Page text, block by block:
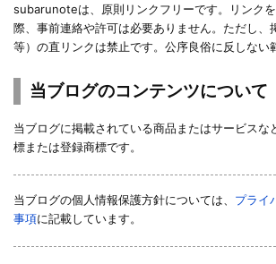
subarunoteは、原則リンクフリーです。リンク
際、事前連絡や許可は必要ありません。ただし、
等）の直リンクは禁止です。公序良俗に反しない
当ブログのコンテンツについて
当ブログに掲載されている商品またはサービスな
標または登録商標です。
当ブログの個人情報保護方針については、 プライ
事項に記載しています。